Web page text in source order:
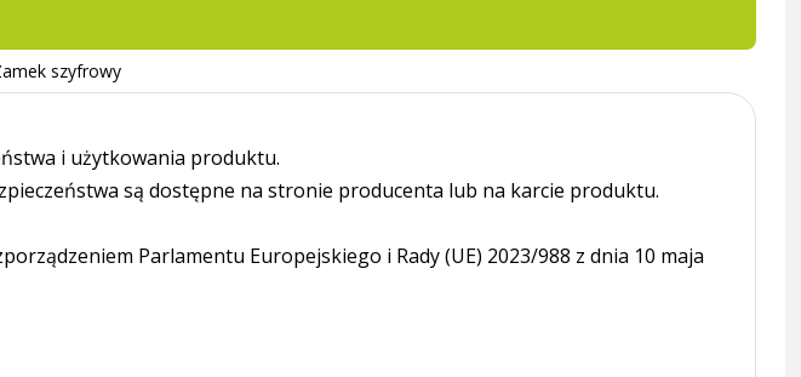
szyfrowy
i użytkowania produktu.
są dostępne na stronie producenta lub na karcie produktu.
Parlamentu Europejskiego i Rady (UE) 2023/988 z dnia 10 maja